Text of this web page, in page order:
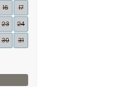
16
17
23
24
30 31